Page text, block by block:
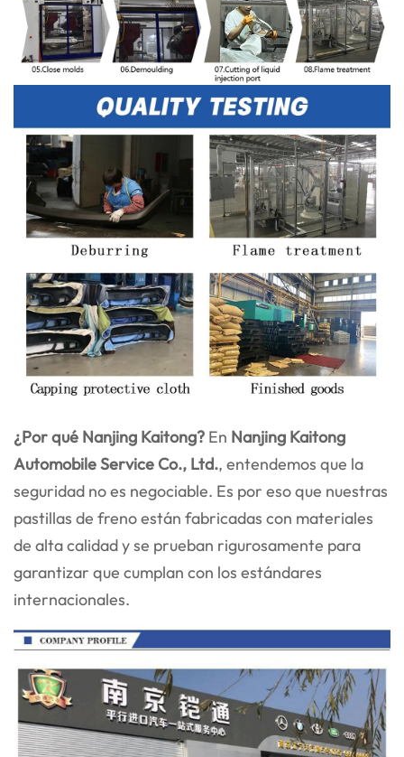
¿Por qué Nanjing Kaitong? En Nanjing Kaitong
Automobile Service Co., Ltd., entendemos que la
seguridad no es negociable. Es por eso que nuestras
pastillas de freno están fabricadas con materiales
de alta calidad y se prueban rigurosamente para
garantizar que cumplan con los estándares
internacionales.